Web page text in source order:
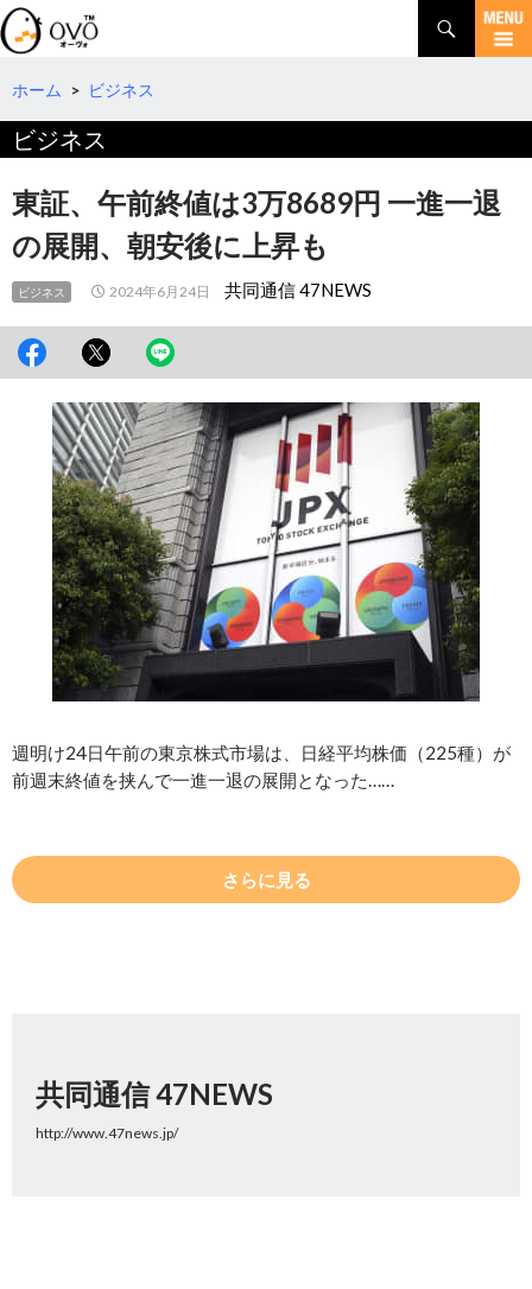
検
索
コ
テ
へ
移
動
ホーム > ビジネス
ビジネス
東証、午前終値は3万8689円 一進一退
の展開、朝安後に上昇も
ビジネス 2024年6月24日 共同通信 47NEWS
週明け24日午前の東京株式市場は、日経平均株価（225種）が
前週末終値を挟んで一進一退の展開となった……
さらに見る
共同通信 47NEWS
http://www.47news.jp/